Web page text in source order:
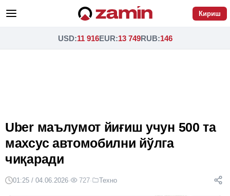
Кириш
USD:11 916EUR:13 749RUB:146
Uber маълумот йиғиш учун 500 та
махсус автомобилни йўлга
чиқаради
01:25 / 04.06.2026· 727· Техно